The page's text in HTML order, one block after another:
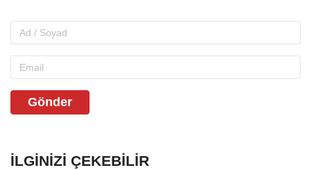
Gönder
İLGINIZI ÇEKEBILIR